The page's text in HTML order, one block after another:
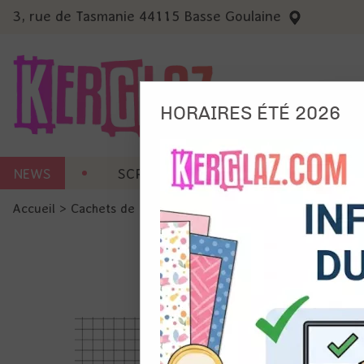
3, rue de Tasmanie 44115 Basse Goulaine
NEWS SCRAP CARTERIE MACHINES
Accueil > Cachets de cire > Sceau - Bois
Ils
et du
précises
Si vous
de la
HORAIRES ÉTÉ 2026